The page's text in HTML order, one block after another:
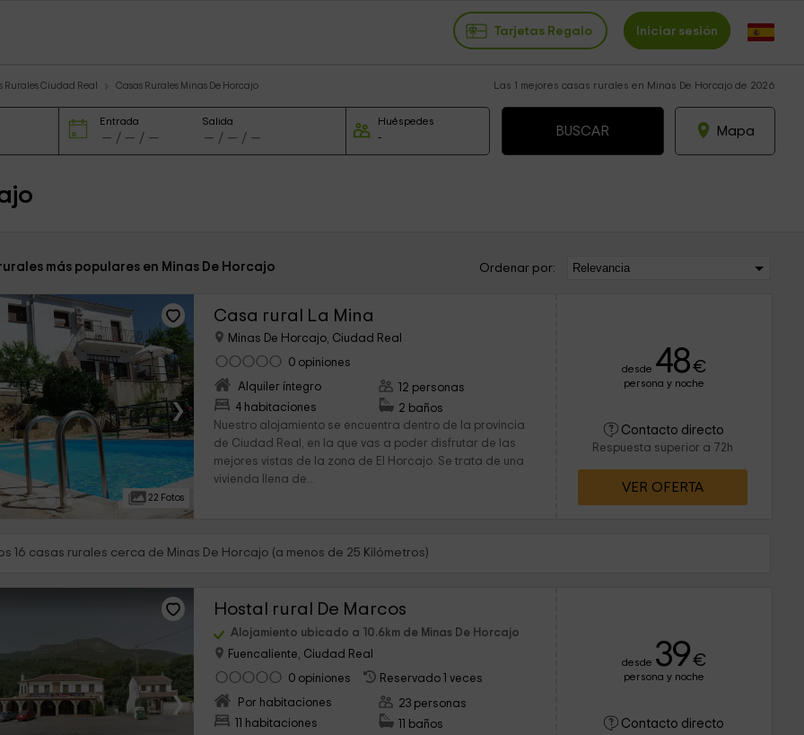
Tarjetas Regalo Iniciar sesión
Rurales Ciudad Real Casas Rurales Minas De Horcajo Las 1 mejores casas rurales en Minas De Horcajo de 2026
Entrada Salida Huéspedes
Mapa
más populares en Minas De Horcajo Ordenar por:
›
22 Fotos
Casa rural La Mina
Minas De Horcajo, Ciudad Real
0 opiniones
Alquiler íntegro
4 habitaciones
12 personas
2 baños
Nuestro alojamiento se encuentra dentro de la provincia
de Ciudad Real, en la que vas a poder disfrutar de las
mejores vistas de la zona de El Horcajo. Se trata de una
vivienda llena de...
desde 48€
persona y noche
Contacto directo
Respuesta superior a 72h
VER OFERTA
16 casas rurales cerca de Minas De Horcajo (a menos de 25 Kilómetros)
›
Hostal rural De Marcos
Alojamiento ubicado a 10.6km de Minas De Horcajo
Fuencaliente, Ciudad Real
0 opiniones
Reservado 1 veces
Por habitaciones
11 habitaciones
23 personas
11 baños
desde 39€
persona y noche
Contacto directo